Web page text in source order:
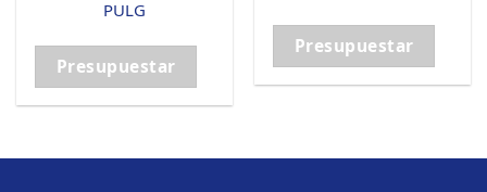
PULG
Presupuestar
Presupuestar